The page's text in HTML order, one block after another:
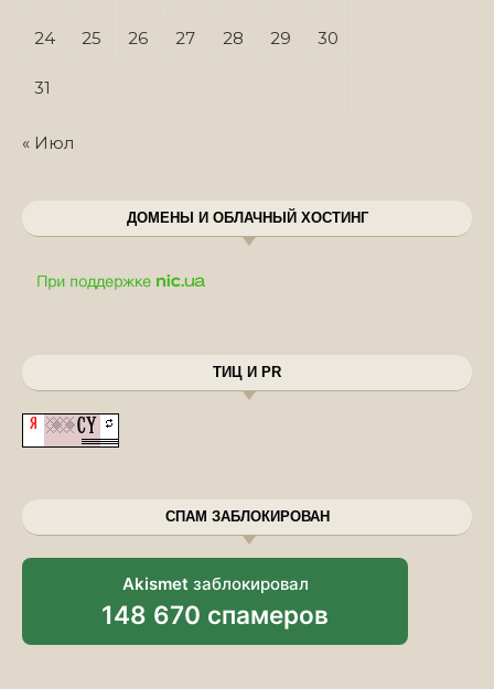
24 25 26 27 28 29 30
31
« Июл
ДОМЕНЫ И ОБЛАЧНЫЙ ХОСТИНГ
ТИЦ И PR
СПАМ ЗАБЛОКИРОВАН
Akismet заблокировал
148 670 спамеров